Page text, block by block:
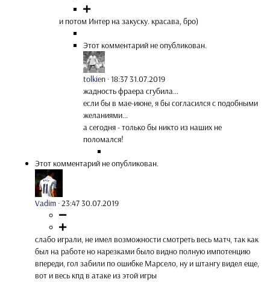
и потом Интер на закуску. красава, бро)
Этот комментарий не опубликован.
tolkien ·18:37 31.07.2019
жадность фраера сгубила...
если бы в мае-июне, я бы согласился с подобными
желаниями...
а сегодня - только бы никто из наших не
поломался!
Этот комментарий не опубликован.
Vadim ·23:47 30.07.2019
слабо играли, не имел возможности смотреть весь матч, так как
был на работе но нарезками было видно полную импотенцию
впереди, гол забили по ошибке Марсело, ну и штангу видел еще,
вот и весь кпд в атаке из этой игры